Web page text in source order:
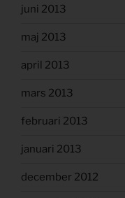
juni 2013
maj 2013
april 2013
mars 2013
februari 2013
januari 2013
december 2012